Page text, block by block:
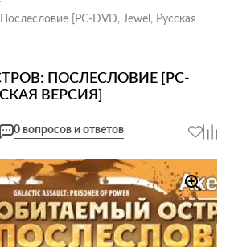
Мягкая
Диваны
Кресла и мешки
банкетки
Сад и дача
Аксессуары для
сада
Свет
Люстры
светильники
Светильники
Светодиодные
ленты
Споты
[РС-DVD, Jewel, Русская
ПОСЛЕСЛОВИЕ [РС-
ВЕРСИЯ]
0 вопросов и ответов